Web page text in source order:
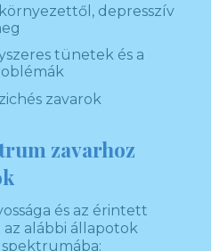
depresszív
tünetek és a
zavarok
zavarhoz
és az érintett
alábbi állapotok